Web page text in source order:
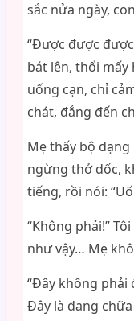
sắc nửa ngày,
“Được được
bát lên, thổi
uống cạn, chỉ
chát, đắng đến
Mẹ thấy bộ
ngừng thở dốc,
tiếng, rồi nói:
“Không phải!”
như vậy… Mẹ
“Đây không phải
Đây là đang